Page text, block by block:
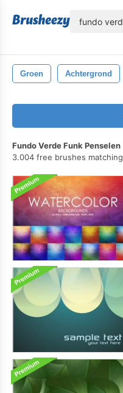
Groen Achtergrond
Fundo Verde Funk Penselen
3.004 free brushes matching